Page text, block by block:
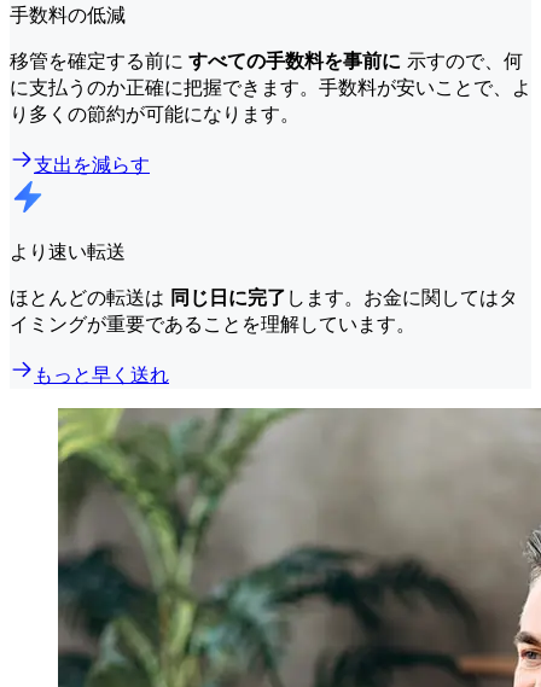
手数料の低減
移管を確定する前に すべての手数料を事前に 示すので、何
に支払うのか正確に把握できます。手数料が安いことで、よ
り多くの節約が可能になります。
支出を減らす
より速い転送
ほとんどの転送は 同じ日に完了 します。お金に関してはタ
イミングが重要であることを理解しています。
もっと早く送れ